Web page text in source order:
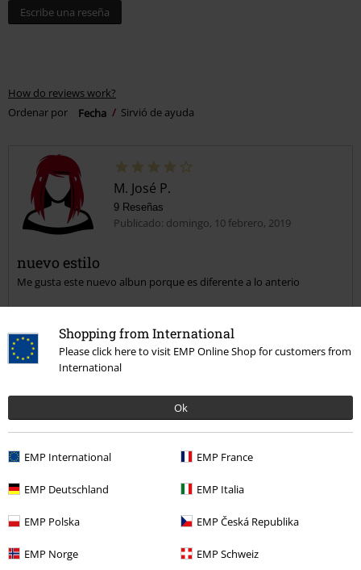
Shopping from International
Please click here to visit EMP Online Shop for customers from
International
Ok
EMP International EMP France
EMP Deutschland EMP Italia
EMP Polska EMP Česká Republika
EMP Norge EMP Schweiz
Escribe una reseña
How do reviews work?
Ordenar por
Fecha Sirvió de ayuda
M. José P.
9 Reseñas
Publicado: domingo, 10 febrero, 2019
nuevo estilo
Me gusta este nuevo albun porque es diferente a lo anterio
Reseña verificada
¿Te ha sido útil esta opinión?
Comentario